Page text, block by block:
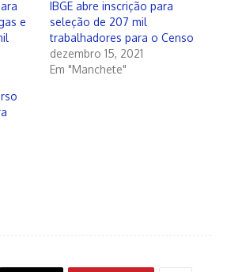
e
IBGE abre inscrição para
seleção de 207 mil
trabalhadores para o Censo
dezembro 15, 2021
Em "Manchete"